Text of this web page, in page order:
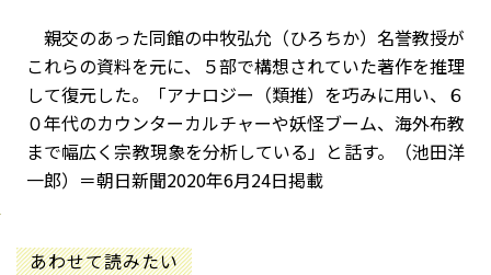
親交のあった同館の中牧弘允（ひろちか）名誉教授が
これらの資料を元に、５部で構想されていた著作を推理
して復元した。「アナロジー（類推）を巧みに用い、６
０年代のカウンターカルチャーや妖怪ブーム、海外布教
まで幅広く宗教現象を分析している」と話す。（池田洋
一郎）＝朝日新聞2020年6月24日掲載
あわせて読みたい